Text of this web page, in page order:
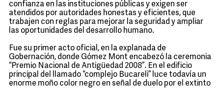
confianza en las instituciones públicas y exigen ser
atendidos por autoridades honestas y eficientes, que
trabajen con reglas para mejorar la seguridad y ampliar
las oportunidades del desarrollo humano.
Fue su primer acto oficial, en la explanada de
Gobernación, donde Gómez Mont encabezó la ceremonia
“Premio Nacional de Antigüedad 2008”. En el edificio
principal del llamado “complejo Bucareli” luce todavía un
enorme moño color negro en señal de duelo por el extinto